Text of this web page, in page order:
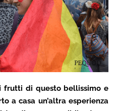
frutti di questo bellissimo e
a casa un’altra esperienza